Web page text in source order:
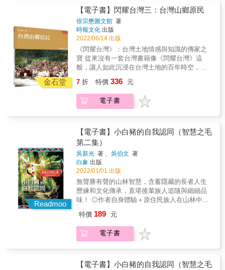
班，收入和生活都受到影響。然而，就在此時
此刻，我們做出最大的投資，投入最大的心
力，完成這一套經典作品，代表台灣在艱困的
環境中奮鬥不懈的精神，有如一顆閃亮的鑽
石，永遠福星高照。 文/作者徐宗懋 & 《台灣
近水部落》 本書以日本的台灣原住民權威森丑
之助的圖像原作為底本，透過高端的上色技術
賦予新的生命。本畫冊介紹靠近海洋和湖泊的
原住民部落，主要集中在阿美族、達悟族和邵
即湖泊的生活關係，其中達悟族捕獲飛魚的圖
像紀錄，更是珍貴的歷史文獻。
論內容和視覺效果，都達到了台灣出版界史上
的最高峰。 至於物產和生態方面的圖片，則是
使用了《大量台灣寫真大觀》、《亞細亞寫真
大觀》和《台灣物產大觀》精美的原版照片，
呈現了前所未有的視覺效果。有關過去台灣人
生活和習俗的影像則是民國49年（1960年）薛
培德牧師所拍攝的經典照片，每一張都是由原
底片沖洗出來，並且進行精美的數位上色，展
現了動人的往日情懷。 總之，在技術工藝層
面，台灣沒有任何一本出版物像《閃耀台灣》
做出如此大的財力，動用如此多的人力，以及
付出如此深的心力，只為了留下一套值得代代
班，收入和生活都受到影響。然而，就在此時
此刻，我們做出最大的投資，投入最大的心
力，完成這一套經典作品，代表台灣在艱困的
環境中奮鬥不懈的精神，有如一顆閃亮的鑽
石，永遠福星高照。 文/作者徐宗懋 & 《台灣
山鄉原民》 本畫冊以日本的台灣原住民權威森
丑之助的圖像原作為底本，圖像反映的山區景
觀與原住民生活狀態，本書主要集中在山區原
住民部落的人文風情，包括泰雅族、卑南、布
農、排灣等部落，著重介紹這些部落在山區的
等，內容豐富，為十分珍貴的文獻和美學資
料。
價值。 能做到這一點，是因為《閃耀台灣》使
用了最精美的照片原材料，以及最高端的現代
數位上色工藝技術。這是徐宗懋圖文館動用了
累積20年的原照片收藏，以及過去5年建立的國
際一流數位上色藝術師團隊，兩項優勢所取得
的驚人成果。 以《台灣山鄉原民》這一本畫冊
為例，本畫冊使用日本學術權威森丑之助先生
在百年前所拍攝的經典原住民圖錄照片，一般
出版社都使用舊出版品反覆翻拍的圖片，大多
市價高達50萬台幣的森丑之助的精緻柯羅版原
版圖片。如此投資只為了取得最好的印製效
果，這也使得《閃耀台灣》中的原住民圖像無
論內容和視覺效果，都達到了台灣出版界史上
的最高峰。 至於物產和生態方面的圖片，則是
使用了《大量台灣寫真大觀》、《亞細亞寫真
大觀》和《台灣物產大觀》精美的原版照片，
呈現了前所未有的視覺效果。有關過去台灣人
生活和習俗的影像則是民國49年（1960年）薛
培德牧師所拍攝的經典照片，每一張都是由原
底片沖洗出來，並且進行精美的數位上色，展
現了動人的往日情懷。 總之，在技術工藝層
做出如此大的財力，動用如此多的人力，以及
付出如此深的心力，只為了留下一套值得代代
相傳的台灣之寶。 《閃耀台灣》製作完成於台
此刻，我們做出最大的投資，投入最大的心
金石堂
【電子書】閃耀台灣三：台灣山鄉原民
徐宗懋圖文館 著
時報文化 出版
2022/06/14 出版
《閃耀台灣》：台灣土地情感與知識的傳家之
寶 從來沒有一套台灣書籍像《閃耀台灣》這
般，讓人如此沉浸在台灣土地的百年時空，猶
爾也因目睹具體的事件而感受到內心強大的衝
擊。這套書已經超過傳統紙本書的視覺極限，
而是台灣土地情感而知識的傳家之寶。不只是
價值。 能做到這一點，是因為《閃耀台灣》使
用了最精美的照片原材料，以及最高端的現代
數位上色工藝技術。這是徐宗懋圖文館動用了
累積20年的原照片收藏，以及過去5年建立的國
際一流數位上色藝術師團隊，兩項優勢所取得
的驚人成果。 以《台灣山鄉原民》這一本畫冊
為例，本畫冊使用日本學術權威森丑之助先生
在百年前所拍攝的經典原住民圖錄照片，一般
出版社都使用舊出版品反覆翻拍的圖片，大多
都已模糊不清；然而，徐宗懋圖文館卻使用用
版圖片。如此投資只為了取得最好的印製效
果，這也使得《閃耀台灣》中的原住民圖像無
論內容和視覺效果，都達到了台灣出版界史上
使用了《大量台灣寫真大觀》、《亞細亞寫真
7 折 特價 336 元
電子書
Readmoo
【電子書】小白豬的自我認同（智慧之毛
第二集）
吳新光 著 、吳伯文 著
白象 出版
2022/01/01 出版
無聲勝有聲的山林智慧，含蓄隱藏的長者人生
歷練和文化傳承，直堪後輩族人追隨與細細品
味！ ◎作者自身體驗＋原住民族人在山林中的
述累積的傳統生活智慧，記述對大自然真誠敬
重的深厚文化內涵。 ◎隱喻和故事，引人深思
的智慧，等待我們慢慢地品嚐、吸收、豁然頓
認知失調， 唯有族人始能作自屬文化及語言的
特價 189 元
電子書
【電子書】小白豬的自我認同（智慧之毛